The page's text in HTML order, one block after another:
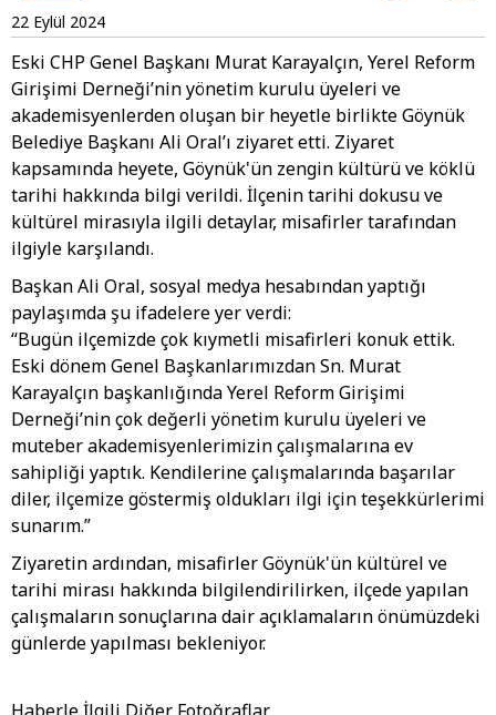
22 Eylül 2024
Eski CHP Genel Başkanı Murat Karayalçın, Yerel Reform
Girişimi Derneği’nin yönetim kurulu üyeleri ve
akademisyenlerden oluşan bir heyetle birlikte Göynük
Belediye Başkanı Ali Oral’ı ziyaret etti. Ziyaret
kapsamında heyete, Göynük'ün zengin kültürü ve köklü
tarihi hakkında bilgi verildi. İlçenin tarihi dokusu ve
kültürel mirasıyla ilgili detaylar, misafirler tarafından
ilgiyle karşılandı.
Başkan Ali Oral, sosyal medya hesabından yaptığı
paylaşımda şu ifadelere yer verdi:
“Bugün ilçemizde çok kıymetli misafirleri konuk ettik.
Eski dönem Genel Başkanlarımızdan Sn. Murat
Karayalçın başkanlığında Yerel Reform Girişimi
Derneği’nin çok değerli yönetim kurulu üyeleri ve
muteber akademisyenlerimizin çalışmalarına ev
sahipliği yaptık. Kendilerine çalışmalarında başarılar
diler, ilçemize göstermiş oldukları ilgi için teşekkürlerimi
sunarım.”
Ziyaretin ardından, misafirler Göynük'ün kültürel ve
tarihi mirası hakkında bilgilendirilirken, ilçede yapılan
çalışmaların sonuçlarına dair açıklamaların önümüzdeki
günlerde yapılması bekleniyor.